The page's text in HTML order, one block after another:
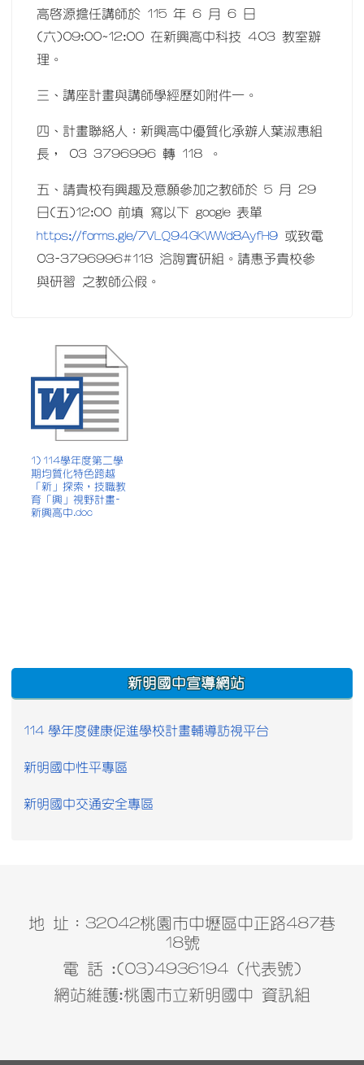
高啟源擔任講師於 115 年 6 月 6 日
(六)09:00~12:00 在新興高中科技 403 教室辦
理。
三、講座計畫與講師學經歷如附件一。
四、計畫聯絡人：新興高中優質化承辦人葉淑惠組
長， 03 3796996 轉 118 。
五、請貴校有興趣及意願參加之教師於 5 月 29
日(五)12:00 前填 寫以下 google 表單
https://forms.gle/7VLQ94GKWWd8AyfH9 或致電
03-3796996#118 洽詢實研組。請惠予貴校參
與研習 之教師公假。
1) 114學年度第二學
期均質化特色跨越
「新」探索，技職教
育「興」視野計畫-
新興高中.doc
:::
新明國中宣導網站
114 學年度健康促進學校計畫輔導訪視平台
新明國中性平專區
新明國中交通安全專區
地 址：32042桃園市中壢區中正路487巷
18號
電 話 :(03)4936194 (代表號)
網站維護:桃園市立新明國中 資訊組